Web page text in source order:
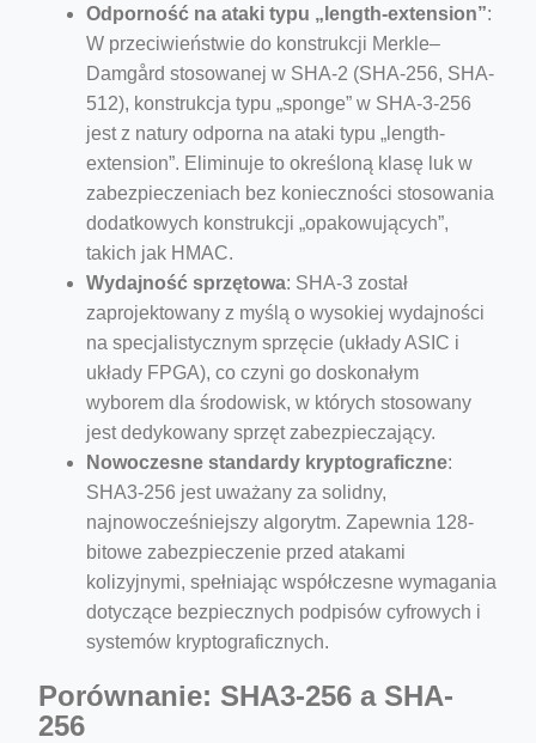
Odporność na ataki typu „length-extension”:
W przeciwieństwie do konstrukcji Merkle–
Damgård stosowanej w SHA-2 (SHA-256, SHA-
512), konstrukcja typu „sponge” w SHA-3-256
jest z natury odporna na ataki typu „length-
extension”. Eliminuje to określoną klasę luk w
zabezpieczeniach bez konieczności stosowania
dodatkowych konstrukcji „opakowujących”,
takich jak HMAC.
Wydajność sprzętowa: SHA-3 został
zaprojektowany z myślą o wysokiej wydajności
na specjalistycznym sprzęcie (układy ASIC i
układy FPGA), co czyni go doskonałym
wyborem dla środowisk, w których stosowany
jest dedykowany sprzęt zabezpieczający.
Nowoczesne standardy kryptograficzne:
SHA3-256 jest uważany za solidny,
najnowocześniejszy algorytm. Zapewnia 128-
bitowe zabezpieczenie przed atakami
kolizyjnymi, spełniając współczesne wymagania
dotyczące bezpiecznych podpisów cyfrowych i
systemów kryptograficznych.
Porównanie: SHA3-256 a SHA-
256